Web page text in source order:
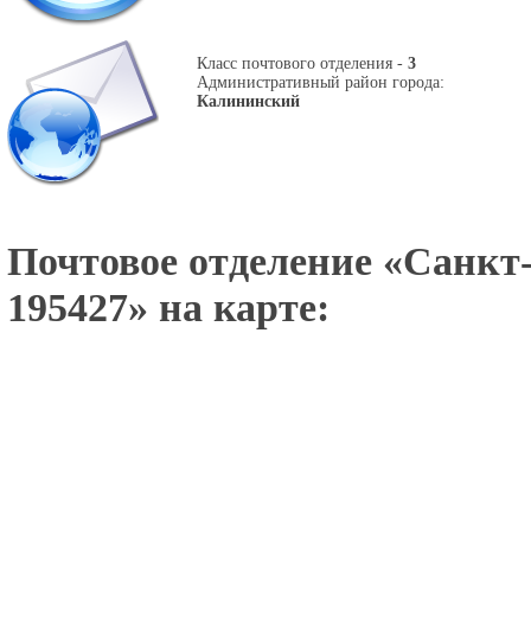
Класс почтового отделения - 3
Административный район города:
Калининский
Почтовое отделение «
195427» на карте: